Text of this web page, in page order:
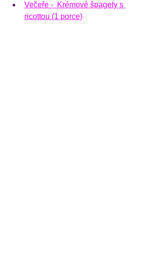
Večeře - Krémové špagety s
ricottou (1 porce)